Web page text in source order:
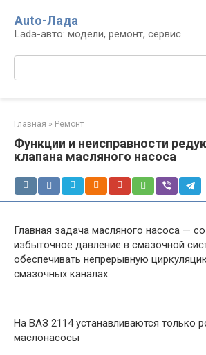
контенту
Auto-Лада
Lada-авто: модели, ремонт, сервис
Главная » Ремонт
Функции и неисправности
клапана масляного насоса
Главная задача масляного насоса —
избыточное давление в смазочной
обеспечивать непрерывную
смазочных каналах.
На ВАЗ 2114 устанавливаются только
маслонасосы